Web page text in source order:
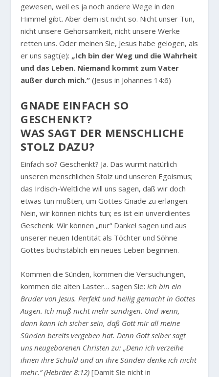
gewesen, weil es ja noch andere Wege in den
Himmel gibt. Aber dem ist nicht so. Nicht unser Tun,
nicht unsere Gehorsamkeit, nicht unsere Werke
retten uns. Oder meinen Sie, Jesus habe gelogen, als
er uns sagt(e): „Ich bin der Weg und die Wahrheit
und das Leben. Niemand kommt zum Vater
außer durch mich.“ (Jesus in Johannes 14:6)
GNADE EINFACH SO
GESCHENKT?
WAS SAGT DER MENSCHLICHE
STOLZ DAZU?
Einfach so? Geschenkt? Ja. Das wurmt natürlich
unseren menschlichen Stolz und unseren Egoismus;
das Irdisch-Weltliche will uns sagen, daß wir doch
etwas tun müßten, um Gottes Gnade zu erlangen.
Nein, wir können nichts tun; es ist ein unverdientes
Geschenk. Wir können „nur“ Danke! sagen und aus
unserer neuen Identität als Töchter und Söhne
Gottes buchstäblich ein neues Leben beginnen.
Kommen die Sünden, kommen die Versuchungen,
kommen die alten Laster… sagen Sie:Ich bin ein
Bruder von Jesus. Perfekt und heilig gemacht in Gottes
Augen. Ich muß nicht mehr sündigen. Und wenn,
dann kann ich sicher sein, daß Gott mir all meine
Sünden bereits vergeben hat. Denn Gott selber sagt
uns neugeborenen Christen zu: „Denn ich verzeihe
ihnen ihre Schuld und an ihre Sünden denke ich nicht
mehr.“ (Hebräer 8:12) [Damit Sie nicht in